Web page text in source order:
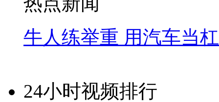
牛人练举重 用汽车当
24小时视频排行